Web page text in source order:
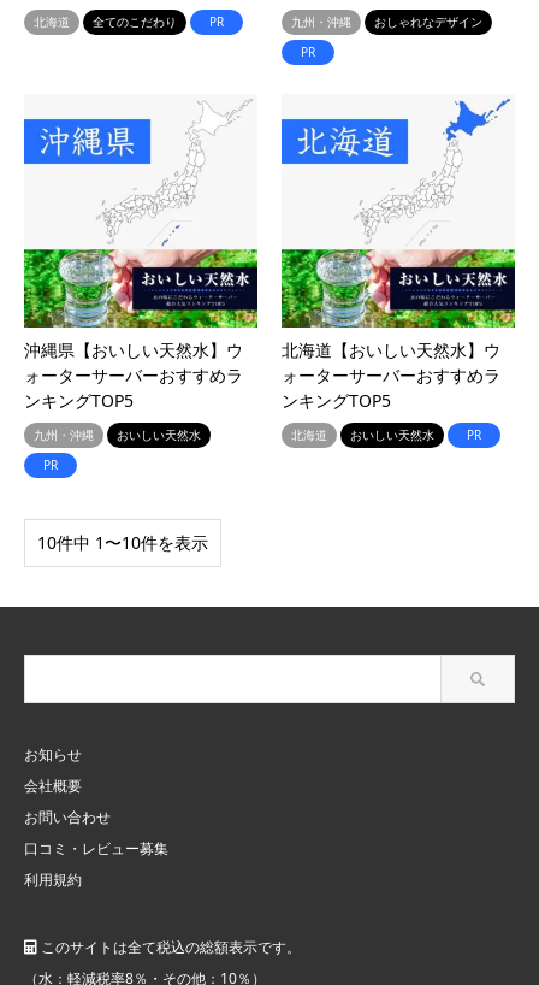
北海道 全てのこだわり PR 九州・沖縄
おしゃれなデザイン
PR
沖縄県【おいしい天然水】ウ
ォーターサーバーおすすめラ
ンキングTOP5
九州・沖縄
おいしい天然水
PR
北海道【おいしい天然水】ウ
ォーターサーバーおすすめラ
ンキングTOP5
北海道 おいしい天然水 PR
10件中 1〜10件を表示
お知らせ
会社概要
お問い合わせ
口コミ・レビュー募集
利用規約
このサイトは全て税込の総額表示です。
（水：軽減税率8％・その他：10％）